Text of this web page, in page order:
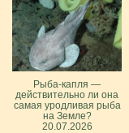
Рыба-капля —
действительно ли она
самая уродливая рыба
на Земле?
20.07.2026